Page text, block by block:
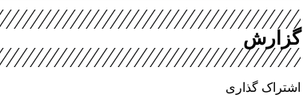
گزارش
اشتراک گذاری